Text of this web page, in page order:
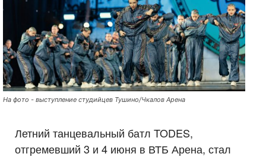
На фото - выступление студийцев Тушино/Чкалов Арена
Летний танцевальный батл TODES,
отгремевший 3 и 4 июня в ВТБ Арена, стал